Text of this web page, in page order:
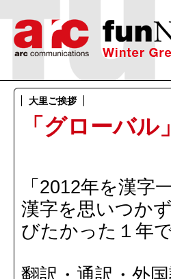
大里ご挨拶
「グローバ
「2012年を漢字
漢字を思いつか
びたかった１年で
翻訳・通訳・外